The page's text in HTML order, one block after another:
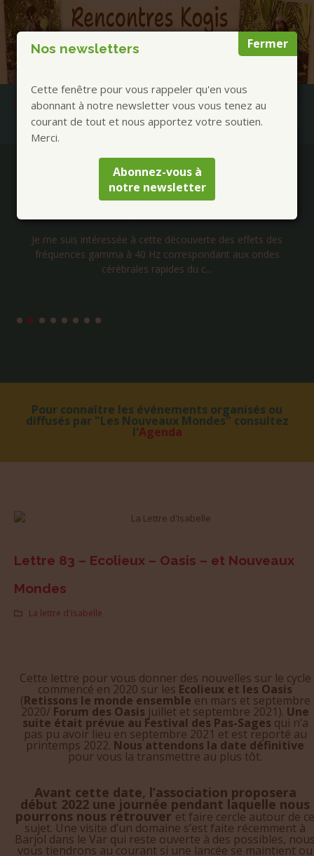
Fermer
Nos newsletters
Cette fenêtre pour vous rappeler qu'en vous
abonnant à notre newsletter vous vous tenez au
courant de tout et nous apportez votre soutien.
Merci.
Abonnez-vous à
notre newsletter
Publications à la Une !
Séjours Mongolie chamanique été 2026 avec
Rencontres avec 5 chamanes Mongols. Cérémonies et
accompagnement suivant différentes pratiques
diffusés par "Les Nouveaux Mondes" consultez
l'Agenda
commencé en 2020 sur les Ecolieux et les Oasis
(Retissons le monde ensembleen mars et septembre
2020/Forum des Oasisjuillet et septembre 2021).Une
suite était prévueau Festival des Pas-Sagesqui n’a
pas pu avoir lieu en septembre 2021 et est reporté au
printemps 2022.Nous attendons la date définitive
pour vous la transmettre au plus tôt.
début 2022 une journée pendant laquelle nous
pourrons nous retrouveret faire cercle autour de ce
sujet. Une visite d’un domaine s’est faite récemment à
Barjol dans le Var qui reste ouverte à des possibles,
vous tiendrons au courant si une lancée se maintient ou
s’abandonne !